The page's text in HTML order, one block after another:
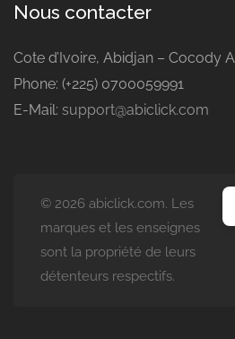
Nous contacter
Cote d’Ivoire, Abidjan – Cocody
Phone: (+225) 0700059991
E-Mail: support@abiclick.com
© 2026 abiclick.com. Les
marques et les enseignes
sont la propriété de leurs
détenteurs respectifs.